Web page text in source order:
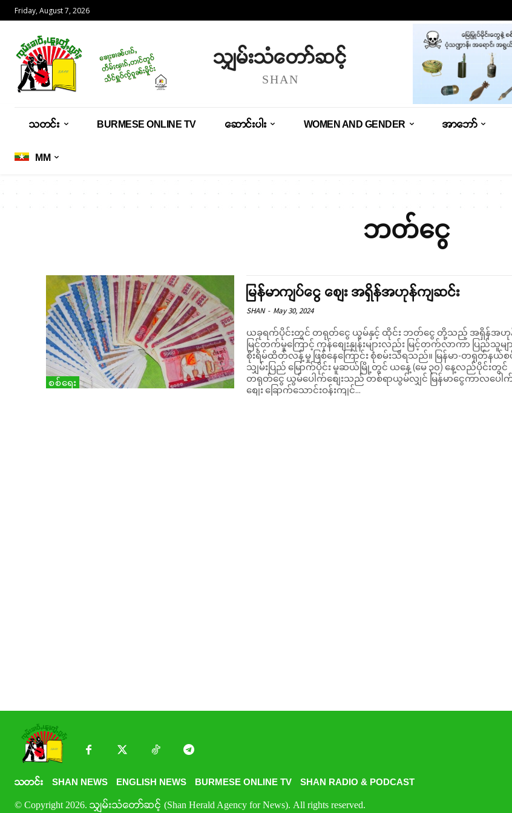
Friday, August 7, 2026
သျှမ်းသံတော်ဆင့်
SHAN
သတင်း BURMESE ONLINE TV ဆောင်းပါး WOMEN AND GENDER အာဘော်
MM
ဘတ်ငွေ
စစ်ရေး
မြန်မာကျပ်ငွေ စျေး အရှိန်အဟုန်ကျဆင်း
SHAN - May 30, 2024
ယခုရက်ပိုင်းတွင် တရုတ်ငွေ ယွမ်နှင့် ထိုင်း ဘတ်ငွေ တို့သည့် အရှိန်အဟု
မြင့်တက်မှုကြောင့် ကုန်စျေးနှုန်းများလည်း မြင့်တက်လာကာ ပြည်သူမျ
စိုးရိမ်ထိတ်လန့်မှု ဖြစ်နေကြောင်း စုံစမ်းသိရသည်။ မြန်မာ-တရုတ်နယ်စပ်
သျှမ်းပြည် မြောက်ပိုင်း မူဆယ်မြို့တွင် ယနေ့ (မေ ၃၀) နေ့လည်ပိုင်းတွင်
တရုတ်ငွေ ယွမ်ပေါက်စျေးသည် တစ်ရာယွမ်လျှင် မြန်မာငွေကာလပေါ
စျေး ခြောက်သောင်းဝန်းကျင်...
သတင်း SHAN NEWS ENGLISH NEWS BURMESE ONLINE TV SHAN RADIO & PODCAST
© Copyright 2026. သျှမ်းသံတော်ဆင့် (Shan Herald Agency for News). All rights reserved.